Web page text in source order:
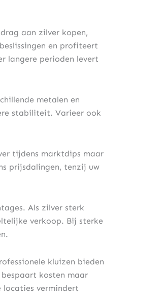
aan zilver kopen,
en profiteert
langere perioden levert
metalen en
stabiliteit. Varieer ook
tijdens marktdips maar
prijsdalingen, tenzij uw
Als zilver sterk
verkoop. Bij sterke
kluizen bieden
kosten maar
locaties vermindert